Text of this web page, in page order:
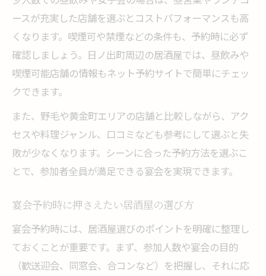
ースが充実した店舗を選ぶとコストパフォーマンスも高
くなります。喫煙可や禁煙などの条件も、予約時に必ず
確認しましょう。日ノ出町周辺の居酒屋では、昼飲みや
喫煙可能店舗の情報もネット予約サイトで簡単にチェッ
クできます。
また、野毛や黄金町エリアの店舗と比較しながら、アク
セスや料理ジャンル、口コミなども参考にして選ぶと失
敗が少なくなります。シーンに合った予約方法を選ぶこ
とで、参加者全員が満足できる宴会を実現できます。
宴会予約時に押さえたい居酒屋の選び方
宴会予約時には、居酒屋選びのポイントを明確に整理し
ておくことが重要です。まず、参加人数や宴会の目的
（歓送迎会、同窓会、合コンなど）を把握し、それに応